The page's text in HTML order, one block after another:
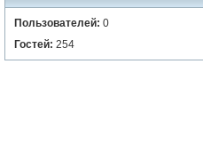
Пользователей: 0
Гостей: 254